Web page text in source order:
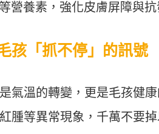
營養素，強化皮膚屏障與抗
孩「抓不停」的訊號
氣溫的轉變，更是毛孩健
腫等異常現象，千萬不要